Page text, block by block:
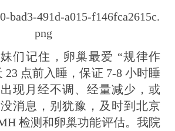
们记住，卵巢最爱 “规律作
23 点前入睡，保证 7-8 小时睡
现月经不调、经量减少，或
消息，别犹豫，及时到北京
检测和卵巢功能评估。我院